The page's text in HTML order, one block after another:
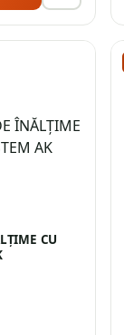
CU